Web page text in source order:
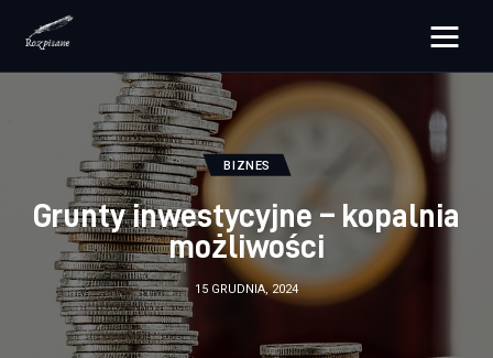
rozpisane.pl
Lifestyle
Zdrowie
Uroda
Dom i ogród
BIZNES
Grunty inwestycyjne – kopalnia
możliwości
15 GRUDNIA, 2024